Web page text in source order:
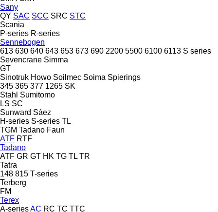
Sany
QY SAC SCC SRC STC
Scania
P-series R-series
Sennebogen
613 630 640 643 653 673 690 2200 5500 6100 6113 S series
Sevencrane Simma
GT
Sinotruk Howo Soilmec Soima Spierings
345 365 377 1265 SK
Stahl Sumitomo
LS SC
Sunward Sáez
H-series S-series TL
TGM Tadano Faun
ATF RTF
Tadano
ATF GR GT HK TG TL TR
Tatra
148 815 T-series
Terberg
FM
Terex
A-seriesAC RC TC TTC